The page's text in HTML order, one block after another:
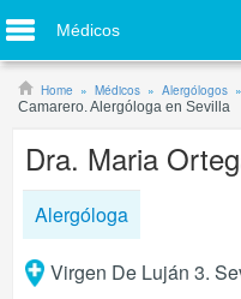
Médicos
Home Médicos Alergólogos
Camarero. Alergóloga en Sevilla
Dra. Maria
Alergóloga
Virgen De Luján 3.